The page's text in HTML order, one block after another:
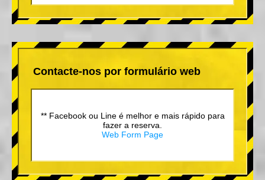
Contacte-nos por formulário web
** Facebook ou Line é melhor e mais rápido para
fazer a reserva.
Web Form Page